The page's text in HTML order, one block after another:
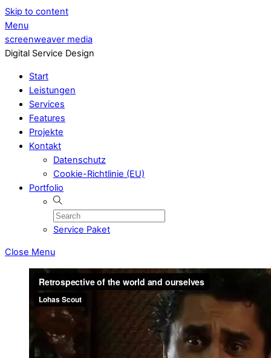
Skip to content
Menu
screenweaver media
Digital Service Design
Start
Leistungen
Services
Features
Projekte
Kontakt
Datenschutz
Cookie-Richtlinie (EU)
Portfolio
Service Paket
Close Menu